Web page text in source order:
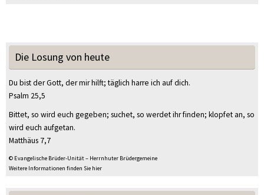
Die Losung von heute
Du bist der Gott, der mir hilft; täglich harre ich auf dich.
Psalm 25,5
Bittet, so wird euch gegeben; suchet, so werdet ihr finden; klopfet an, so
wird euch aufgetan.
Matthäus 7,7
© Evangelische Brüder-Unität – Herrnhuter Brüdergemeine
Weitere Informationen finden Sie hier